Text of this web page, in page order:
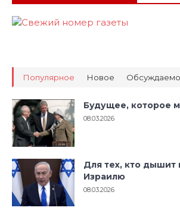
Популярное Новое
Будущее, которое
08.03.2026
Для тех, кто дышит
Израилю
08.03.2026